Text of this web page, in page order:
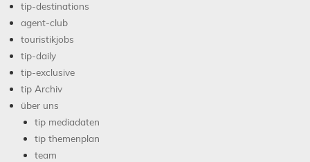
tip-destinations
agent-club
touristikjobs
tip-daily
tip-exclusive
tip Archiv
über uns
tip mediadaten
tip themenplan
team